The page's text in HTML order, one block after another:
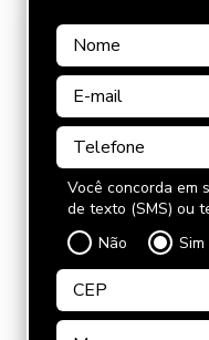
Você concorda em
de texto (SMS) ou
Não
Sim